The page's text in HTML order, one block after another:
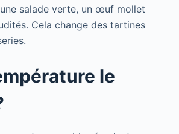
salade verte, un œuf mollet
Cela change des tartines
le